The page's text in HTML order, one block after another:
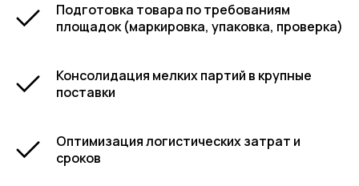
Подготовка товара по требованиям
площадок (маркировка, упаковка, проверка)
Консолидация мелких партий в крупные
поставки
Оптимизация логистических затрат и
сроков